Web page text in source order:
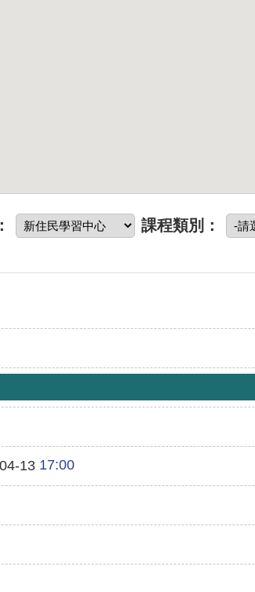
課程類別：
1317:00